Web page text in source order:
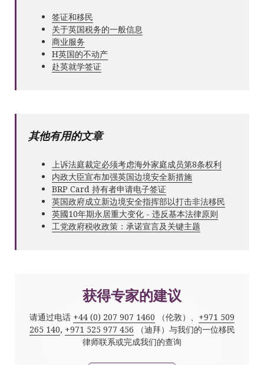
签证和移民
关于英国税务的一般信息
商业服务
Н英国的不动产
赴英就学签证
其他有用的文章
上诉法庭裁定必须考虑海外家庭成员第8条权利
内政大臣宣布加强英国边境安全新措施
BRP Card 持有者申请电子签证
英国政府成立新边境安全指挥部以打击非法移民
英國10年期永居重大变化 - 违反基本法律原则
工党政府税收政策：承诺宣言及关键主题
获得专家的建议
请通过电话 +44 (0) 207 907 1460 （伦敦）、 +971 509
265 140, +971 525 977 456 （迪拜）与我们的一位移民
律师联系或完成我们的查询